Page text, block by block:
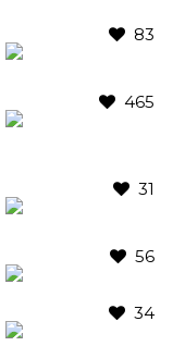
83
465
31
56
34